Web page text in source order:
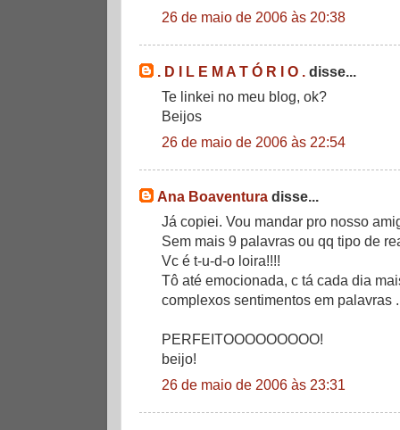
26 de maio de 2006 às 20:38
. D I L E M A T Ó R I O . disse...
Te linkei no meu blog, ok?
Beijos
26 de maio de 2006 às 22:54
Ana Boaventura disse...
Já copiei. Vou mandar pro nosso
Sem mais 9 palavras ou qq tipo de
Vc é t-u-d-o loira!!!!
Tô até emocionada, c tá cada dia
complexos sentimentos em palavras .
PERFEITOOOOOOOOO!
beijo!
26 de maio de 2006 às 23:31